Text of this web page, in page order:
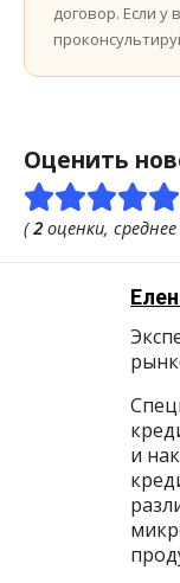
договор. Если у
Оценить
(2 оценки, среднее
и